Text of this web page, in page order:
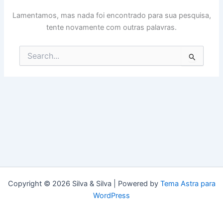
Lamentamos, mas nada foi encontrado para sua pesquisa,
tente novamente com outras palavras.
Pesquisar
por:
Copyright © 2026 Silva & Silva | Powered by Tema Astra para
WordPress